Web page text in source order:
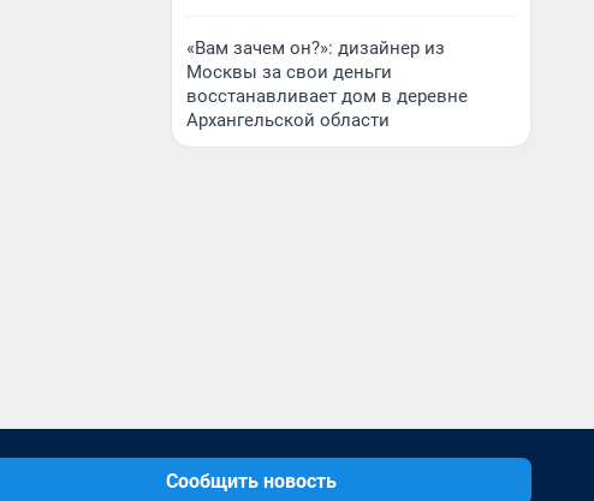
«Вам зачем он?»: дизайнер из
Москвы за свои деньги
восстанавливает дом в деревне
Архангельской области
Сообщить новость